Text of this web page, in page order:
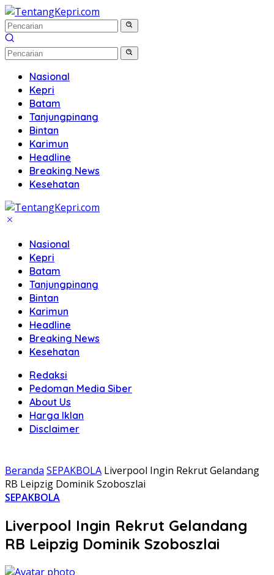
Langsung
ke
konten
Nasional
Kepri
Batam
Tanjungpinang
Bintan
Karimun
Headline
Breaking News
Kesehatan
Nasional
Kepri
Batam
Tanjungpinang
Bintan
Karimun
Headline
Breaking News
Kesehatan
Redaksi
Pedoman Media Siber
About Us
Harga Iklan
Disclaimer
Beranda SEPAKBOLA Liverpool Ingin Rekrut Gelandang
RB Leipzig Dominik Szoboszlai
SEPAKBOLA
Liverpool Ingin Rekrut Gelandang
RB Leipzig Dominik Szoboszlai